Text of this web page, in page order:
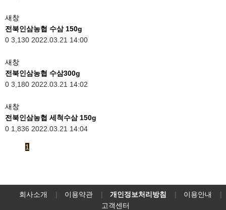
새창
전북인삼농협 수삼 150g
0 3,130 2022.03.21 14:00
새창
전북인삼농협 수삼300g
0 3,180 2022.03.21 14:02
새창
전북인삼농협 세척수삼 150g
0 1,836 2022.03.21 14:04
1
회사소개 이용약관 개인정보처리방침
이용안내
고객센터